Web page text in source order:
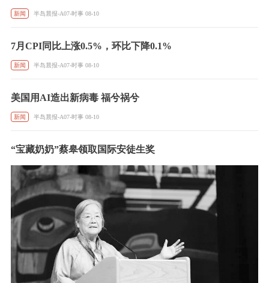
新闻 半岛晨报-A07-时事 08-10
7月CPI同比上涨0.5%，环比下降0.1%
新闻 半岛晨报-A07-时事 08-10
美国用AI造出新病毒 福兮祸兮
新闻 半岛晨报-A07-时事 08-10
“宝藏奶奶”蔡皋领取国际安徒生奖